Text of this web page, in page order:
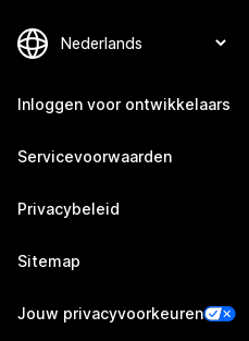
Inloggen voor ontwikkelaars
Servicevoorwaarden
Privacybeleid
Sitemap
Jouw privacyvoorkeuren